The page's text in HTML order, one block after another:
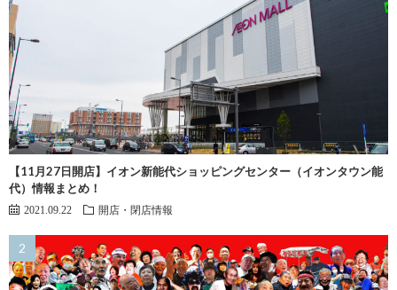
【11月27日開店】イオン新能代ショッピングセンター（イオンタウン能
代）情報まとめ！
2021.09.22 開店・閉店情報